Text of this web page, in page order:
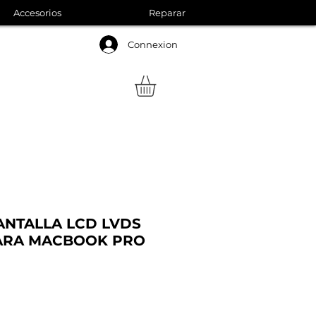
Connexion
Accesorios Reparar
LCD LVDS
MACBOOK PRO